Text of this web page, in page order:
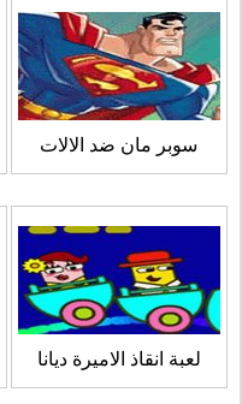
سوبر مان ضد الالات
لعبة انقاذ الاميرة ديانا